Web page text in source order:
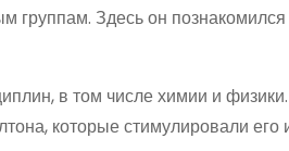
группам. Здесь он познакомился
в том числе химии и
которые стимулировали его